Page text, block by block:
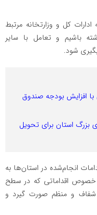
کل و وزارتخانه مرتبط
باشیم و تعامل با سایر
شود.
افزایش بودجه صندوق
بزرگ استان برای تحویل
انجام‌شده در استان‌ها به
خصوص اقداماتی که در سطح
شفاف و منظم صورت گیرد و